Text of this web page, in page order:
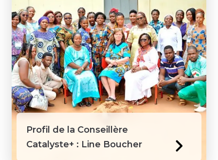
Profil de la Conseillère
Catalyste+ : Line Boucher